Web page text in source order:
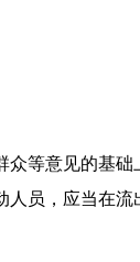
等意见的基
员，应当在